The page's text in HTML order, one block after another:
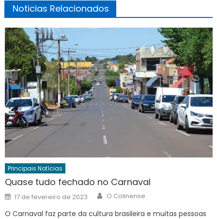
Noticias Relacionados
Principais Notícias
Quase tudo fechado no Carnaval
Posted
on
17 de fevereiro de 2023 Author
O Colinense
O Carnaval faz parte da cultura brasileira e muitas pessoas